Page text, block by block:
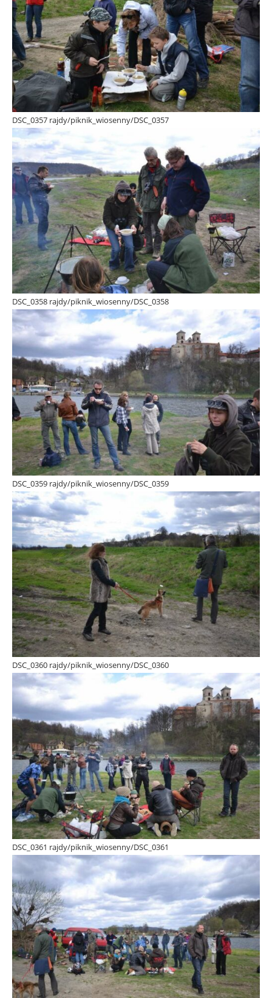
DSC_0357 rajdy/piknik_wiosenny/DSC_0357
DSC_0358 rajdy/piknik_wiosenny/DSC_0358
DSC_0359 rajdy/piknik_wiosenny/DSC_0359
DSC_0360 rajdy/piknik_wiosenny/DSC_0360
DSC_0361 rajdy/piknik_wiosenny/DSC_0361